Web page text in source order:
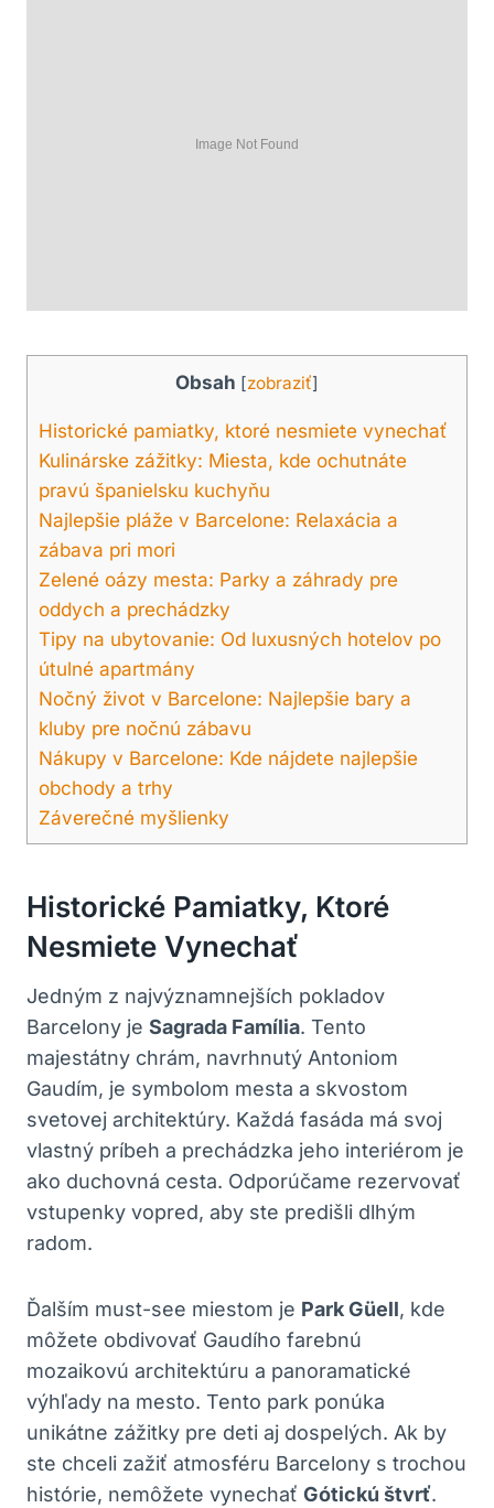
Obsah [zobraziť]
Historické pamiatky, ktoré nesmiete vynechať
Kulinárske zážitky: Miesta, kde ochutnáte
pravú španielsku kuchyňu
Najlepšie pláže v Barcelone: Relaxácia a
zábava pri mori
Zelené oázy mesta: Parky a záhrady pre
oddych a prechádzky
Tipy na ubytovanie: Od luxusných hotelov po
útulné apartmány
Nočný život v Barcelone: Najlepšie bary a
kluby pre nočnú zábavu
Nákupy v Barcelone: Kde nájdete najlepšie
obchody a trhy
Záverečné myšlienky
Historické Pamiatky, Ktoré
Nesmiete Vynechať
Jedným z najvýznamnejších pokladov
Barcelony je Sagrada Família. Tento
majestátny chrám, navrhnutý Antoniom
Gaudím, je symbolom mesta a skvostom
svetovej architektúry. Každá fasáda má svoj
vlastný príbeh a prechádzka jeho interiérom je
ako duchovná cesta. Odporúčame rezervovať
vstupenky vopred, aby ste predišli dlhým
radom.
Ďalším must-see miestom je Park Güell, kde
môžete obdivovať Gaudího farebnú
mozaikovú architektúru a panoramatické
výhľady na mesto. Tento park ponúka
unikátne zážitky pre deti aj dospelých. Ak by
ste chceli zažiť atmosféru Barcelony s trochou
histórie, nemôžete vynechať Gótickú štvrť.